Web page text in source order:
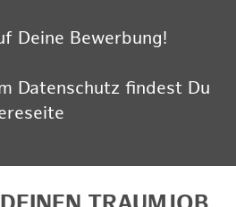
Deine Bewerbung!
Datenschutz findest Du